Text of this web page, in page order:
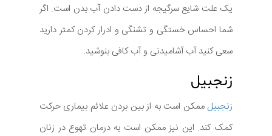
یک علت شایع سرگیجه از دست دادن آب بدن است. اگر
شما احساس خستگی و تشنگی و ادرار کردن کمتر دارید
سعی کنید آب آشامیدنی و آب کافی بنوشید.
زنجبیل
زنجبیل ممکن است به از بین بردن علائم بیماری حرکت
کمک کند. این نیز ممکن است به درمان تهوع در زنان